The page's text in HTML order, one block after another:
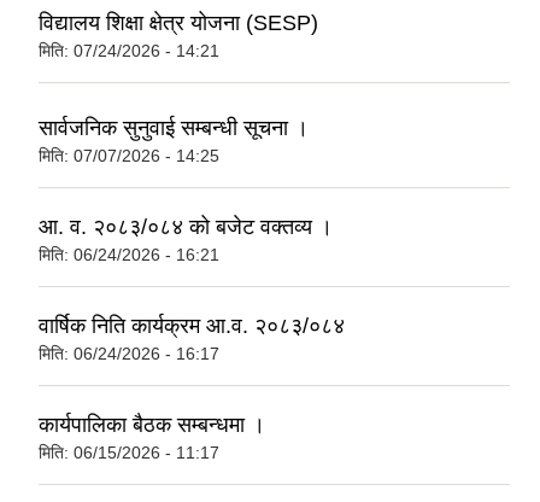
विद्यालय शिक्षा क्षेत्र योजना (SESP)
मिति: 07/24/2026 - 14:21
सार्वजनिक सुनुवाई सम्बन्धी सूचना ।
मिति: 07/07/2026 - 14:25
आ. व. २०८३/०८४ को बजेट वक्तव्य ।
मिति: 06/24/2026 - 16:21
वार्षिक निति कार्यक्रम आ.व. २०८३/०८४
मिति: 06/24/2026 - 16:17
कार्यपालिका बैठक सम्बन्धमा ।
मिति: 06/15/2026 - 11:17